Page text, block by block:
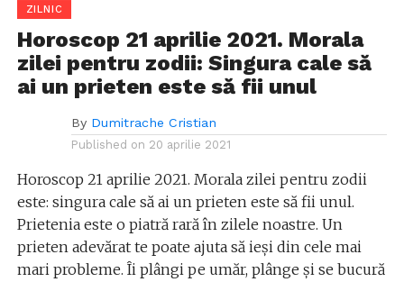
ZILNIC
Horoscop 21 aprilie 2021. Morala
zilei pentru zodii: Singura cale să
ai un prieten este să fii unul
By Dumitrache Cristian
Published on 20 aprilie 2021
Horoscop 21 aprilie 2021. Morala zilei pentru zodii
este: singura cale să ai un prieten este să fii unul.
Prietenia este o piatră rară în zilele noastre. Un
prieten adevărat te poate ajuta să ieși din cele mai
mari probleme. Îi plângi pe umăr, plânge și se bucură